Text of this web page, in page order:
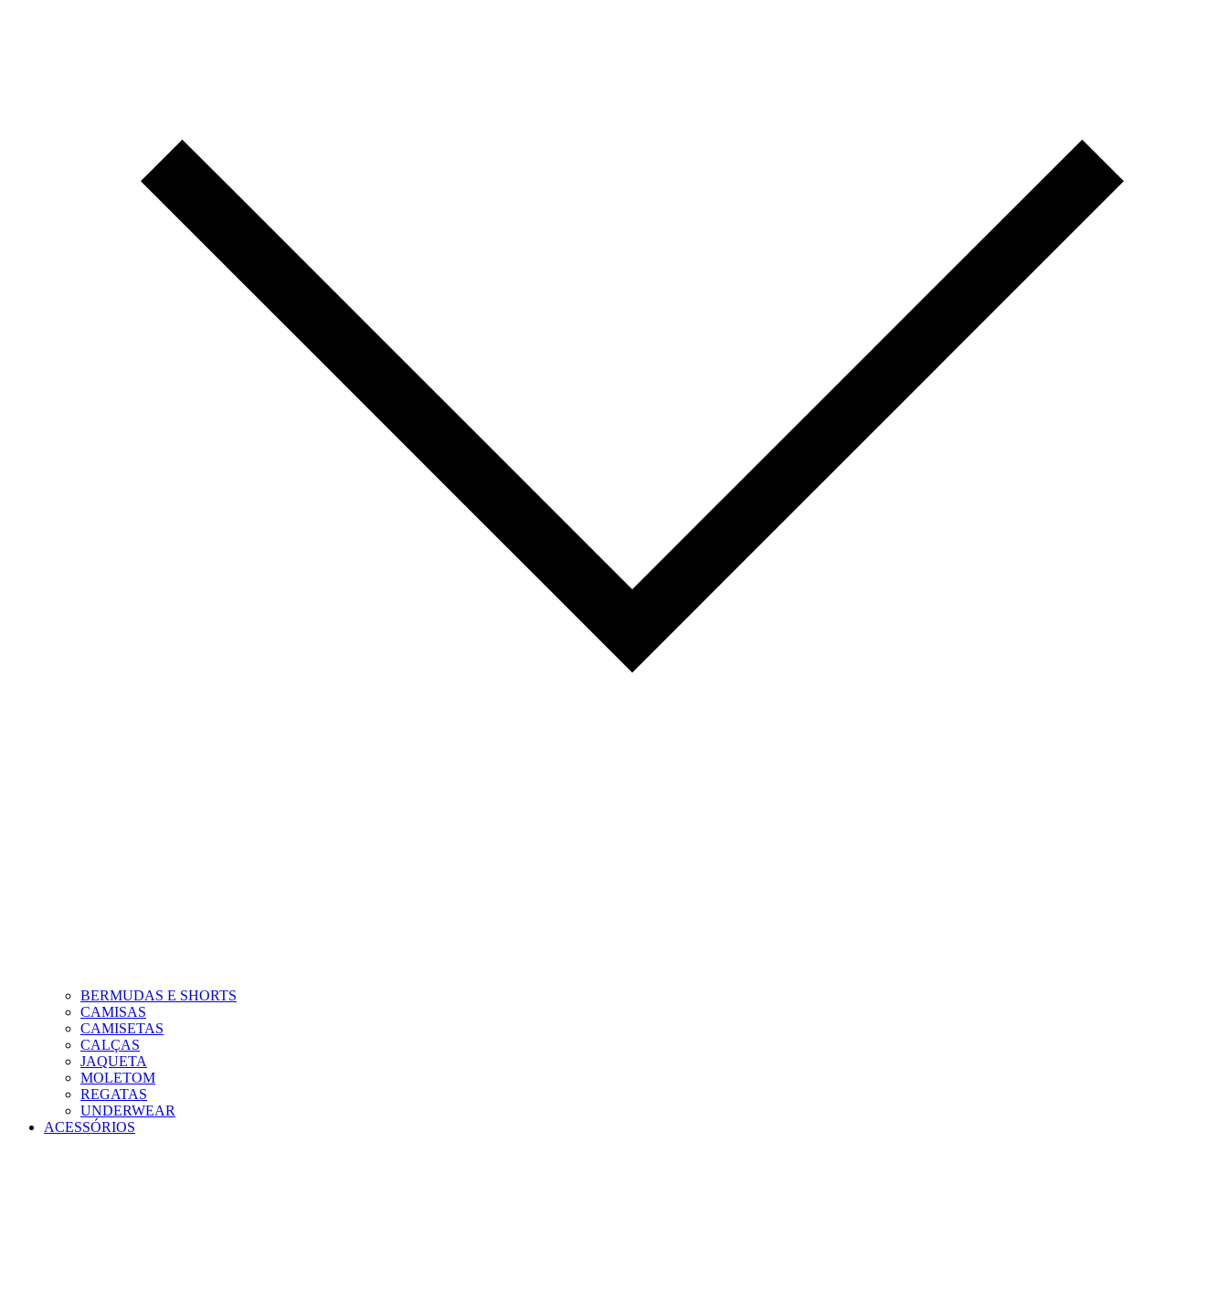
BERMUDAS E SHORTS
CAMISAS
CAMISETAS
CALÇAS
JAQUETA
MOLETOM
REGATAS
UNDERWEAR
ACESSÓRIOS